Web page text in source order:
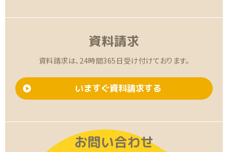
資料請求
資料請求は、24時間365日受け付けております。
いますぐ資料請求する
お問い合わせ